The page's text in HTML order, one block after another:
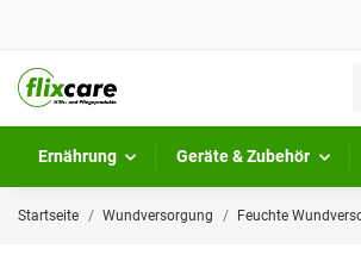
Ernährung Geräte & Zubehör
Startseite Wundversorgung Feuchte